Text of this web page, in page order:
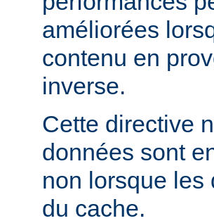
améliorées
contenu en
inverse.
Cette directive
données sont
non lorsque les
du cache.